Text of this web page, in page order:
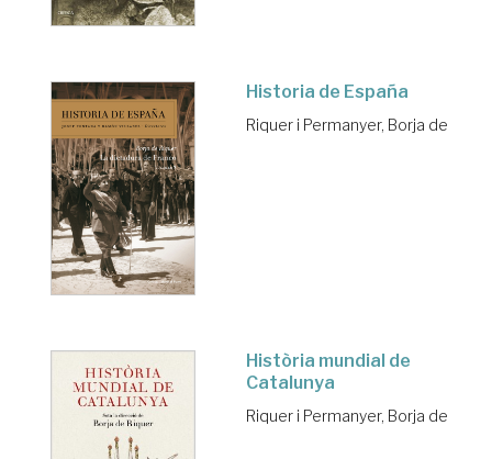
Historia de España
Riquer i Permanyer, Borja de
Història mundial de
Catalunya
Riquer i Permanyer, Borja de